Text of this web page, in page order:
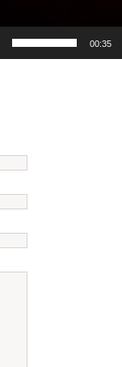
00:35